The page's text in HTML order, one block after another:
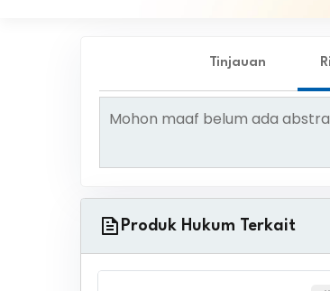
Tinjauan
Mohon maaf belum ada
Produk Hukum Terkait